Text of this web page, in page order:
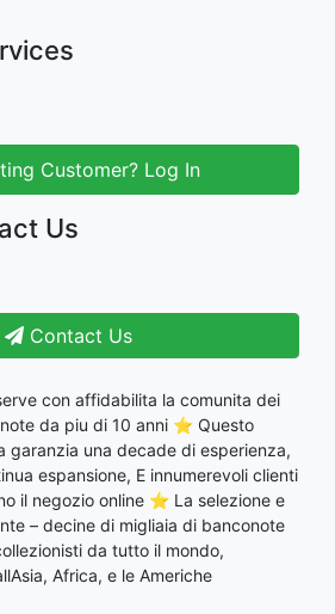
Customer? Log In
Us
Contact Us
con affidabilita la comunita dei
da piu di 10 anni ⭐ Questo
garanzia una decade di esperienza,
espansione, E innumerevoli clienti
il negozio online ⭐ La selezione e
– decine di migliaia di banconote
da tutto il mondo,
Africa, e le Americhe